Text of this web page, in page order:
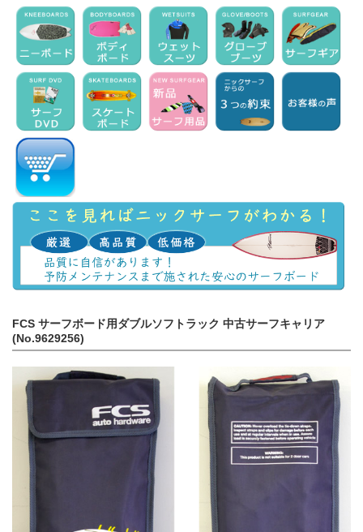
FCS サーフボード用ダブルソフトラック 中古サーフキャリア
(No.9629256)